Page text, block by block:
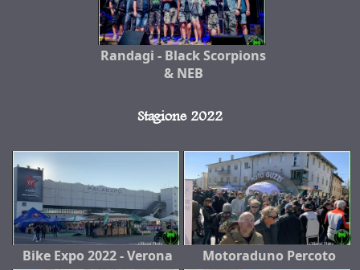
Randagi - Black Scorpions
& NEB
Stagione 2022
Bike Expo 2022 - Verona Motoraduno Percoto